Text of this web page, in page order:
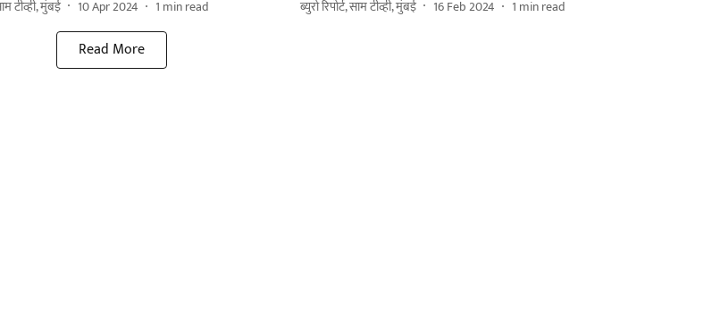
टीव्ही, मुंबई 10 Apr 2024 1 min read ब्युरो रिपोर्ट, साम टीव्ही, मुंबई 16 Feb 2024 1 min read
Read More